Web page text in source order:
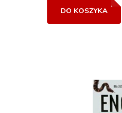
DO KOSZYKA